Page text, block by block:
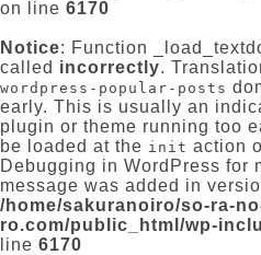
on line 6170
Notice: Function
called incorrectly.
wordpress-popular-posts
early. This is usually an
plugin or theme running too
be loaded at the init action
Debugging in WordPress for
message was added in
/home/sakuranoiro/so-ra-
ro.com/public_html/wp-
line 6170